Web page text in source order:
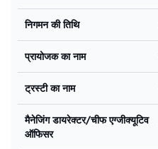
निगमन की तिथि
प्रायोजक का नाम
ट्रस्टी का नाम
मैनेजिंग डायरेक्टर/चीफ एग्जीक्यूटिव
ऑफिसर